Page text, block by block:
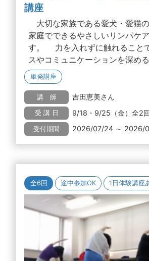
講座
大切な家族である愛犬・愛猫
家庭でできるやさしいリンパケ
す。 力を入れずに触れること
スやコミュニケーションを深め
単発講座
講 師 吉田恵美さん
受 講 日 9/18・9/25（金）全2
受付期間 2026/07/24 ～ 2026/
全6回 途中参加OK 1日体験講座